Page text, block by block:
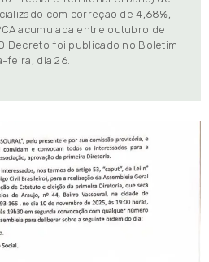
com correção de 4,68%,
acumulada entre outubro de
Decreto foi publicado no Boletim
feira, dia 26.